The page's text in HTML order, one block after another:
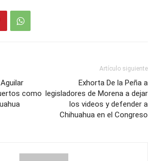
como
Artículo siguiente
Exhorta De la Peña a
legisladores de Morena a dejar
los videos y defender a
Chihuahua en el Congreso